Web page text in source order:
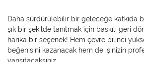
Daha sürdürülebilir bir geleceğe katkıda
şık bir şekilde tanıtmak için baskılı geri
harika bir seçenek! Hem çevre bilinci
beğenisini kazanacak hem de işinizin
yansıtacaksınız.